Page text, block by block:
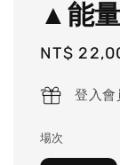
▲能
Sale
NT$
登入會
場次